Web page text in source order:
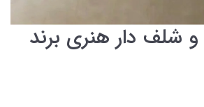
و شلف دار هنری برند